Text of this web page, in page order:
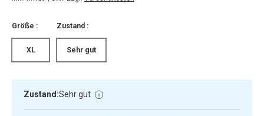
Größe :
XL
Zustand :
Sehr gut
Zustand:Sehr gut